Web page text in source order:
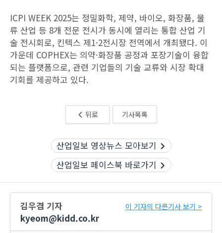
ICPI WEEK 2025는 정밀화학, 제약, 바이오, 화장품, 물
류 산업 등 8개 전문 전시가 동시에 열리는 통합 산업 기
술 전시회로, 킨텍스 제1·2전시장 전역에서 개최됐다. 이
가운데 COPHEX는 의약·화장품 공정과 포장기술이 융합
되는 플랫폼으로, 관련 기업들의 기술 교류와 시장 확대
기회를 제공하고 있다.
뒤로 기사목록
산업일보 영상뉴스 모아보기
산업일보 페이스북 바로가기
김우겸 기자
kyeom@kidd.co.kr
이 기자의 다른기사 보기 >